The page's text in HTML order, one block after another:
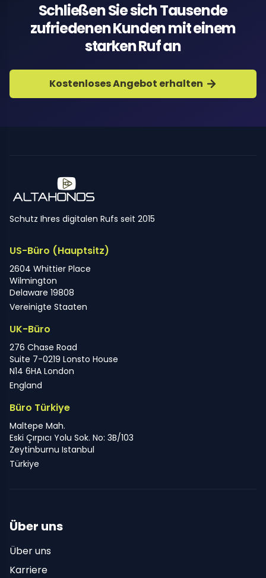
Schließen Sie sich Tausende
zufriedenen Kunden mit einem
starken Ruf an
Kostenloses Angebot erhalten
Schutz Ihres digitalen Rufs seit 2015
US-Büro (Hauptsitz)
2604 Whittier Place
Wilmington
Delaware 19808
Vereinigte Staaten
UK-Büro
276 Chase Road
Suite 7-0219 Lonsto House
N14 6HA London
England
Büro Türkiye
Maltepe Mah.
Eski Çırpıcı Yolu Sok. No: 3B/103
Zeytinburnu Istanbul
Türkiye
Über uns
Über uns
Karriere